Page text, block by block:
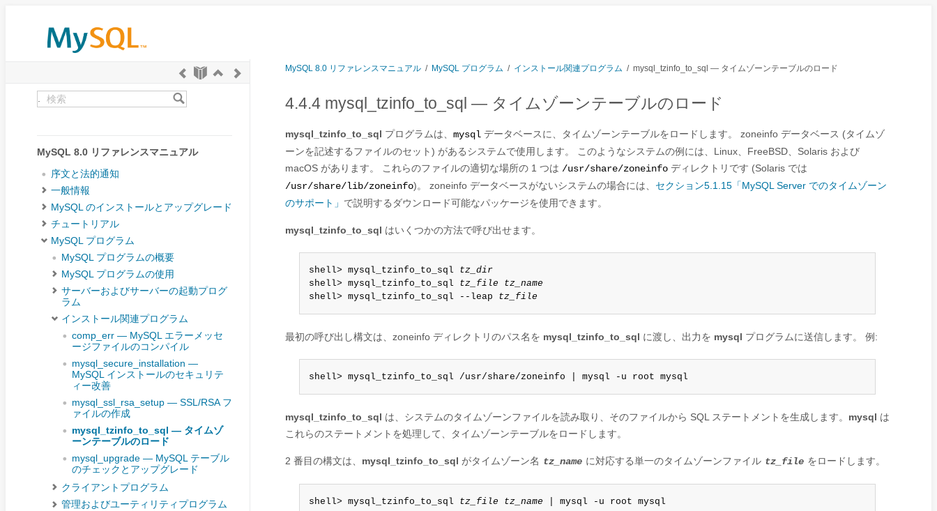
MySQL 8.0 リファレンスマニュアル
序文と法的通知
一般情報
MySQL のインストールとアップグレード
チュートリアル
MySQL プログラム
MySQL プログラムの概要
MySQL プログラムの使用
サーバーおよびサーバーの起動プログ
ラム
インストール関連プログラム
comp_err — MySQL エラーメッセ
ージファイルのコンパイル
mysql_secure_installation —
MySQL インストールのセキュリテ
ィー改善
mysql_ssl_rsa_setup — SSL/RSA フ
ァイルの作成
mysql_tzinfo_to_sql — タイムゾ
ーンテーブルのロード
mysql_upgrade — MySQL テーブル
のチェックとアップグレード
クライアントプログラム
管理およびユーティリティプログラム
MySQL 8.0 リファレンスマニュアル / MySQL プログラム / インストール関連プログラム / mysql_tzinfo_to_sql — タイムゾーンテーブルのロード
4.4.4 mysql_tzinfo_to_sql — タイムゾーンテーブルのロード
mysql_tzinfo_to_sql プログラムは、 mysql データベースに、タイムゾーンテーブルをロードします。 zoneinfo データベース (タイムゾ
ーンを記述するファイルのセット) があるシステムで使用します。 このようなシステムの例には、Linux、FreeBSD、Solaris および
macOS があります。 これらのファイルの適切な場所の 1 つは /usr/share/zoneinfo ディレクトリです (Solaris では
/usr/share/lib/zoneinfo)。 zoneinfo データベースがないシステムの場合には、 セクション5.1.15「MySQL Server でのタイムゾーン
のサポート」 で説明するダウンロード可能なパッケージを使用できます。
mysql_tzinfo_to_sql はいくつかの方法で呼び出せます。
shell> mysql_tzinfo_to_sql tz_dir
shell> mysql_tzinfo_to_sql tz_file tz_name
shell> mysql_tzinfo_to_sql --leap tz_file
最初の呼び出し構文は、zoneinfo ディレクトリのパス名を mysql_tzinfo_to_sql に渡し、出力を mysql プログラムに送信します。 例:
shell> mysql_tzinfo_to_sql /usr/share/zoneinfo | mysql -u root mysql
mysql_tzinfo_to_sql は、システムのタイムゾーンファイルを読み取り、そのファイルから SQL ステートメントを生成します。 mysql は
これらのステートメントを処理して、タイムゾーンテーブルをロードします。
2 番目の構文は、 mysql_tzinfo_to_sql がタイムゾーン名 tz_name に対応する単一のタイムゾーンファイル tz_file をロードします。
shell> mysql_tzinfo_to_sql tz_file tz_name | mysql -u root mysql